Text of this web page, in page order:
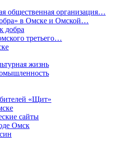
общественная организация…
в Омске и Омской…
добра
третьего…
жизнь
«Щит»
сайты
Омск